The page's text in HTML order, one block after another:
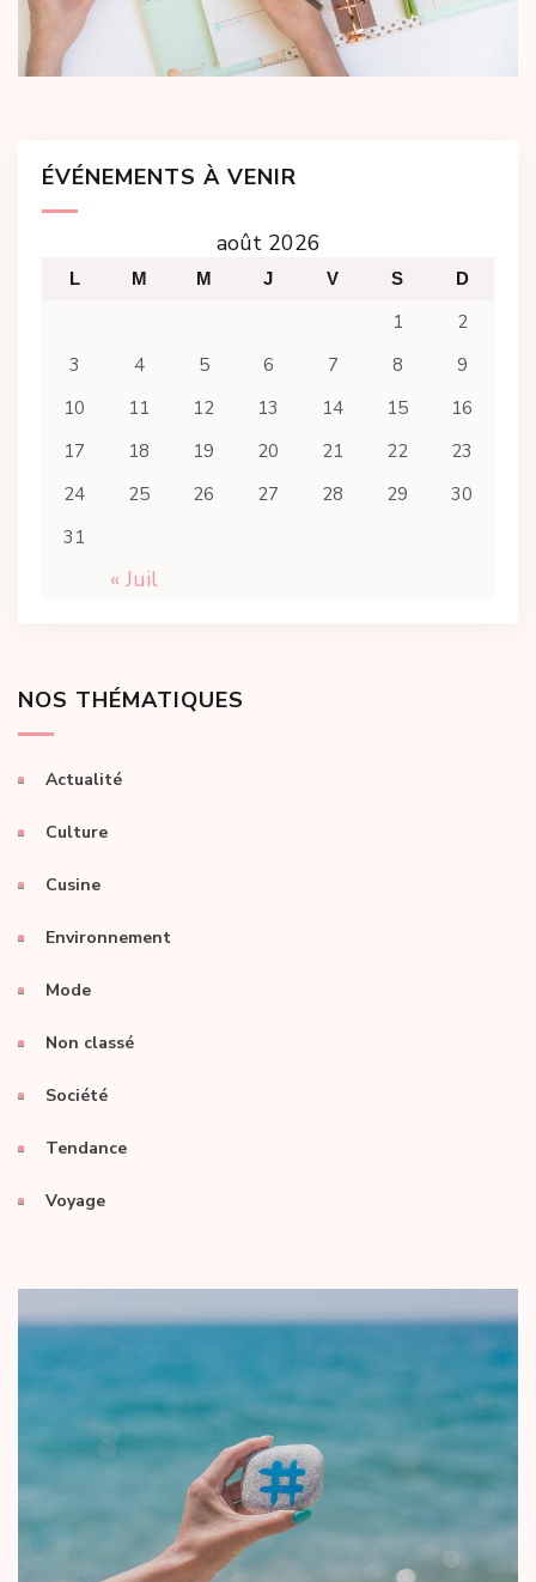
ÉVÉNEMENTS À VENIR
août 2026
L M M J V S D
1
2
3
4 5 6 7 8
9
10
11 12 13 14 15
16
17
18 19 20 21 22
23
24
25 26 27 28 29
30
31
« Juil
NOS THÉMATIQUES
Actualité
Culture
Cusine
Environnement
Mode
Non classé
Société
Tendance
Voyage